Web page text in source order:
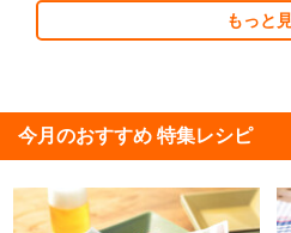
もっと
今月のおすすめ 特集レシピ